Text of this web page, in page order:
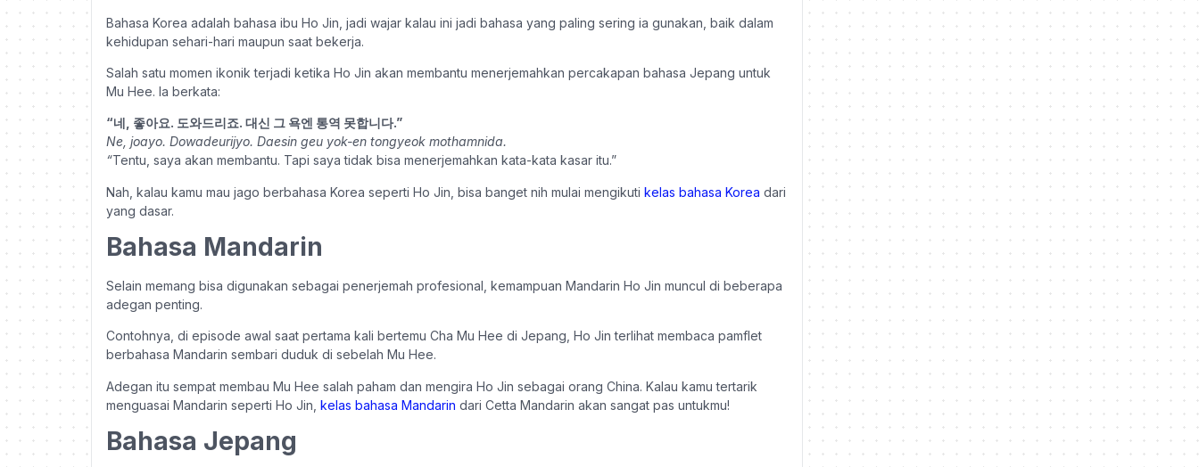
Bahasa Korea adalah bahasa ibu Ho Jin, jadi wajar kalau ini jadi bahasa yang paling sering ia gunakan, baik dalam
kehidupan sehari-hari maupun saat bekerja.
Salah satu momen ikonik terjadi ketika Ho Jin akan membantu menerjemahkan percakapan bahasa Jepang untuk
Mu Hee. Ia berkata:
“네, 좋아요. 도와드리죠. 대신 그 욕엔 통역 못합니다.”
Ne, joayo. Dowadeurijyo. Daesin geu yok-en tongyeok mothamnida.
“Tentu, saya akan membantu. Tapi saya tidak bisa menerjemahkan kata-kata kasar itu.”
Nah, kalau kamu mau jago berbahasa Korea seperti Ho Jin, bisa banget nih mulai mengikuti kelas bahasa Korea dari
yang dasar.
Bahasa Mandarin
Selain memang bisa digunakan sebagai penerjemah profesional, kemampuan Mandarin Ho Jin muncul di beberapa
adegan penting.
Contohnya, di episode awal saat pertama kali bertemu Cha Mu Hee di Jepang, Ho Jin terlihat membaca pamflet
berbahasa Mandarin sembari duduk di sebelah Mu Hee.
Adegan itu sempat membau Mu Hee salah paham dan mengira Ho Jin sebagai orang China. Kalau kamu tertarik
menguasai Mandarin seperti Ho Jin, kelas bahasa Mandarin dari Cetta Mandarin akan sangat pas untukmu!
Bahasa Jepang